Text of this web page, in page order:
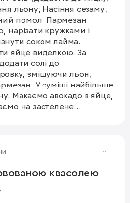
льону; Насіння сезаму;
помол; Пармезан.
нарізати кружками і
соком лайма.
яйце виделкою. За
солі до
змішуючи льон,
У суміші найбільше
Макаємо авокадо в яйце,
на застелене
квасолею